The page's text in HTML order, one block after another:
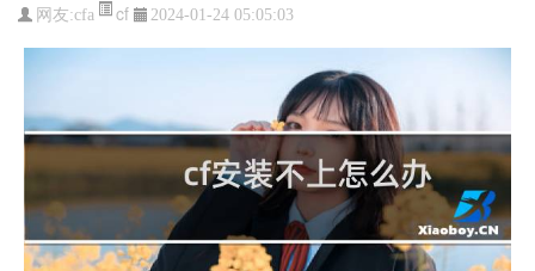
网友:cfa cf 2024-01-24 05:05:03